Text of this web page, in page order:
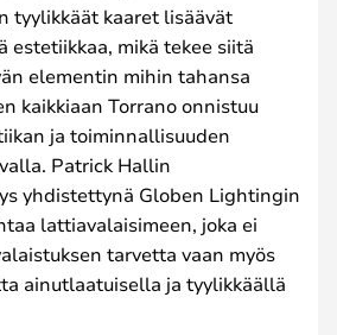
tyylikkäät kaaret lisäävät
estetiikkaa, mikä tekee siitä
elementin mihin tahansa
kaikkiaan Torrano onnistuu
ja toiminnallisuuden
Patrick Hallin
yhdistettynä Globen Lightingin
lattiavalaisimeen, joka ei
tarvetta vaan myös
ainutlaatuisella ja tyylikkäällä